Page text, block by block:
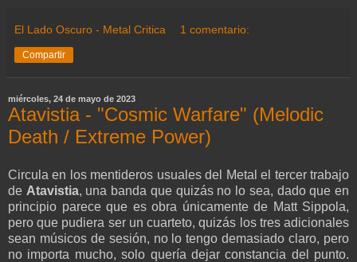
El Lado Oscuro - Metal Critica 1 comentario:
Compartir
miércoles, 24 de mayo de 2023
Atavistia - "Cosmic Warfare" (Melodic
Death / Extreme Power)
Circula en los mentideros usuales del Metal el tercer trabajo
de Atavistia, una banda que quizás no lo sea, dado que en
principio parece que es obra únicamente de Matt Sippola,
pero que pudiera ser un cuarteto, quizás los tres adicionales
sean músicos de sesión, no lo tengo demasiado claro, pero
no importa mucho, solo quería dejar constancia del punto.